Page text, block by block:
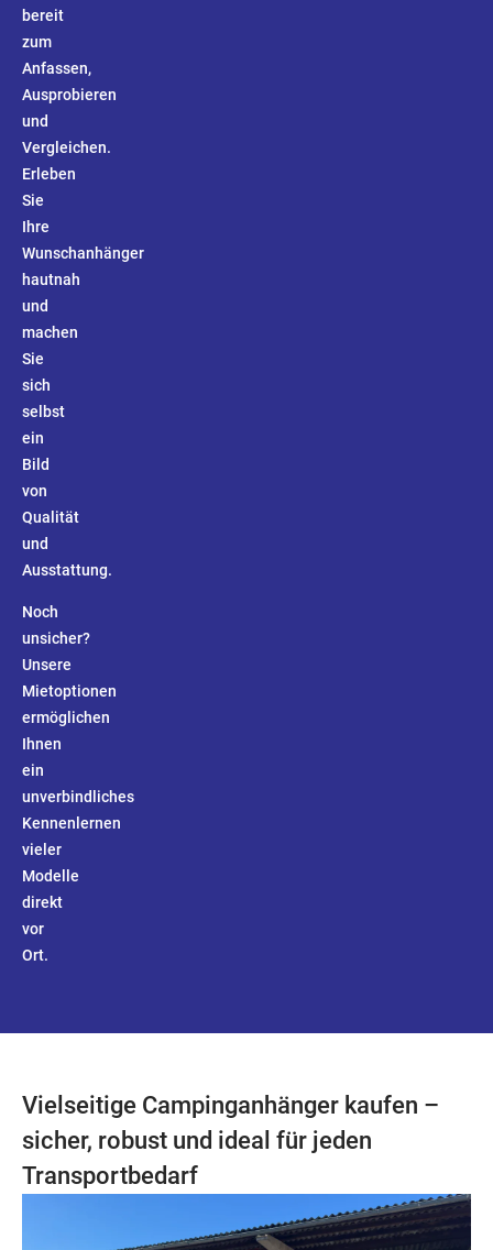
bereit
zum
Anfassen,
Ausprobieren
und
Vergleichen.
Erleben
Sie
Ihre
Wunschanhänger
hautnah
und
machen
Sie
sich
selbst
ein
Bild
von
Qualität
und
Ausstattung.
Noch
unsicher?
Unsere
Mietoptionen
ermöglichen
Ihnen
ein
unverbindliches
Kennenlernen
vieler
Modelle
direkt
vor
Ort.
Vielseitige Campinganhänger kaufen –
sicher, robust und ideal für jeden
Transportbedarf